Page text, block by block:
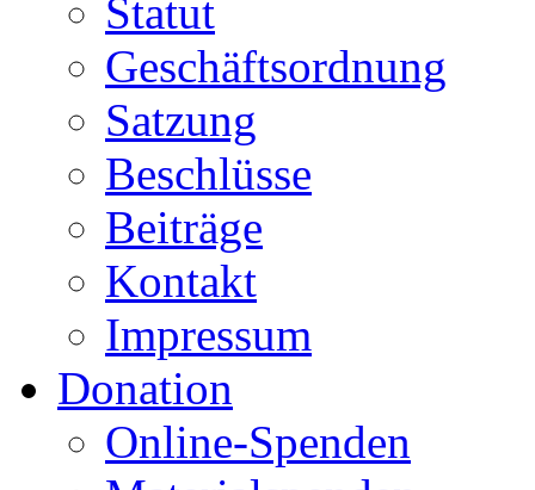
Statut
Geschäftsordnung
Satzung
Beschlüsse
Beiträge
Kontakt
Impressum
Donation
Online-Spenden